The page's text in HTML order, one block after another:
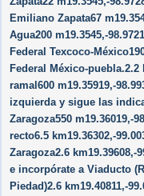
Emiliano Zapata67
Agua200 m19.3545,-
Federal Texcoco-
Federal México-puebla.2.2
ramal600 m19.35919,-
izquierda y sigue las
Zaragoza550 m19.36019,-
recto6.5 km19.36302,-
Zaragoza2.6 km19.39608,-
e incorpórate a Viaducto
Piedad)2.6 km19.40811,-